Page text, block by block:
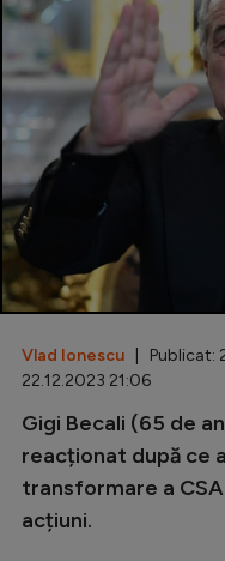
Cupa
Echipa
U21
Fotbal
Europa
Vlad Ionescu | Publicat:
22.12.2023 21:06
Gigi Becali (65 de
reacționat după ce
transformare a
acțiuni.